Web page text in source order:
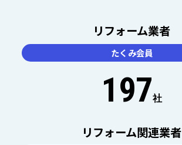
リフォーム業者
たくみ会員
197社
リフォーム関連業者